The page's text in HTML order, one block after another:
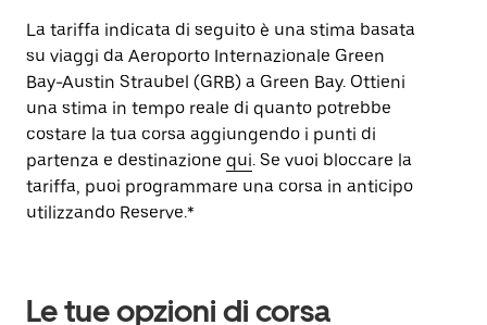
La tariffa indicata di seguito è una stima basata
su viaggi da Aeroporto Internazionale Green
Bay-Austin Straubel (GRB) a Green Bay. Ottieni
una stima in tempo reale di quanto potrebbe
costare la tua corsa aggiungendo i punti di
partenza e destinazione qui. Se vuoi bloccare la
tariffa, puoi programmare una corsa in anticipo
utilizzando Reserve.*
Le tue opzioni di corsa